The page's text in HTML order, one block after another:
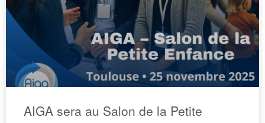
AIGA sera au Salon de la Petite